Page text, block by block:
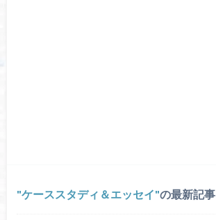
ケーススタディ＆エッセイ の最新記事